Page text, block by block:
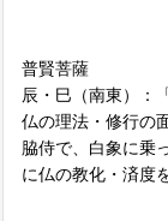
普賢菩薩
辰・巳（南東）：
仏の理法・修行の
脇侍で、白象に乗
に仏の教化・済度